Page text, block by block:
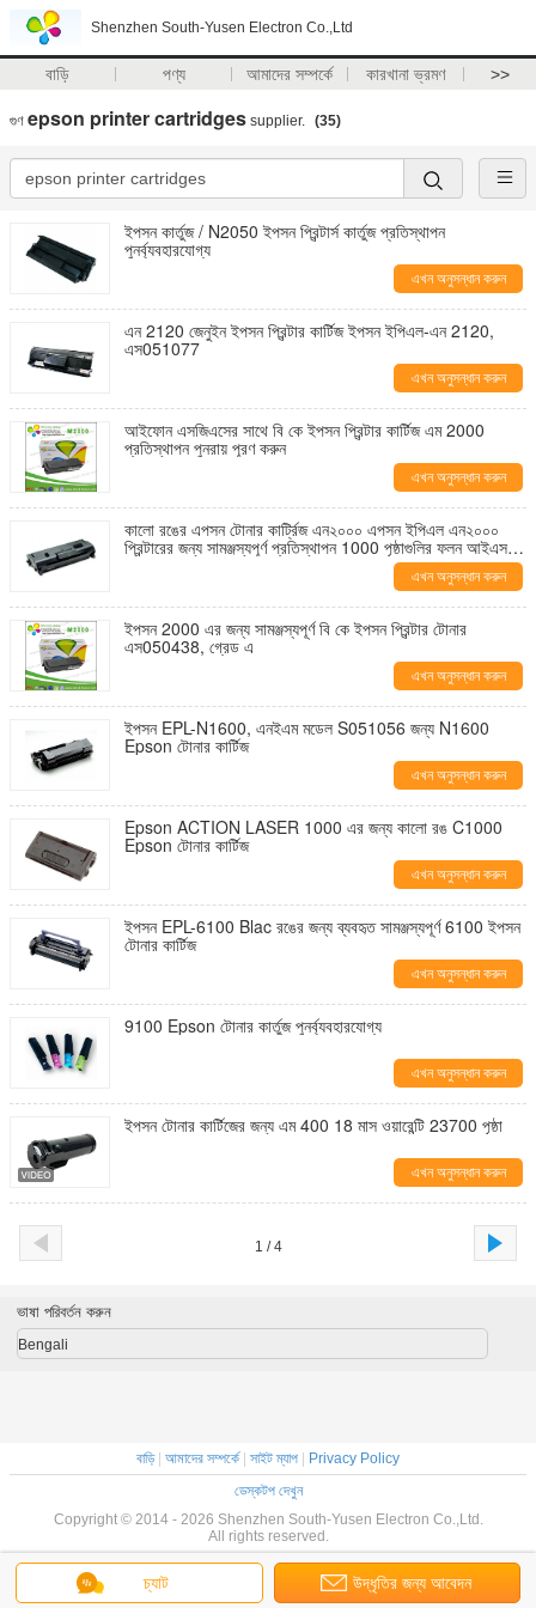
Shenzhen South-Yusen Electron Co.,Ltd
বাড়ি পণ্য আমাদের সম্পর্কে কারখানা ভ্রমণ >>
গুণ epson printer cartridges supplier. (35)
ইপসন কার্তুজ / N2050 ইপসন প্রিন্টার্স কার্তুজ প্রতিস্থাপন
পুনর্ব্যবহারযোগ্য
এখন অনুসন্ধান করুন
এন 2120 জেনুইন ইপসন প্রিন্টার কার্টিজ ইপসন ইপিএল-এন 2120,
এস051077
এখন অনুসন্ধান করুন
আইফোন এসজিএসের সাথে বি কে ইপসন প্রিন্টার কার্টিজ এম 2000
প্রতিস্থাপন পুনরায় পূরণ করুন
এখন অনুসন্ধান করুন
কালো রঙের এপসন টোনার কার্ট্রিজ এন২০০০ এপসন ইপিএল এন২০০০
প্রিন্টারের জন্য সামঞ্জস্যপূর্ণ প্রতিস্থাপন 1000 পৃষ্ঠাগুলির ফলন আইএসও
এখন অনুসন্ধান করুন
ইপসন 2000 এর জন্য সামঞ্জস্যপূর্ণ বি কে ইপসন প্রিন্টার টোনার
এস050438, গ্রেড এ
এখন অনুসন্ধান করুন
ইপসন EPL-N1600, এনইএম মডেল S051056 জন্য N1600
Epson টোনার কার্টিজ
এখন অনুসন্ধান করুন
Epson ACTION LASER 1000 এর জন্য কালো রঙ C1000
Epson টোনার কার্টিজ
এখন অনুসন্ধান করুন
ইপসন EPL-6100 Blac রঙের জন্য ব্যবহৃত সামঞ্জস্যপূর্ণ 6100 ইপসন
টোনার কার্টিজ
এখন অনুসন্ধান করুন
9100 Epson টোনার কার্তুজ পুনর্ব্যবহারযোগ্য
এখন অনুসন্ধান করুন
ইপসন টোনার কার্টিজের জন্য এম 400 18 মাস ওয়ারেন্টি 23700 পৃষ্ঠা
এখন অনুসন্ধান করুন
1 / 4
চ্যাট উদ্ধৃতির জন্য আবেদন
ভাষা পরিবর্তন করুন
Bengali
বাড়ি| আমাদের সম্পর্কে সাইট ম্যাপ
Privacy Policy
ডেস্কটপ দেখুন
Copyright © 2014 - 2026 Shenzhen South-Yusen Electron Co.,Ltd.
All rights reserved.